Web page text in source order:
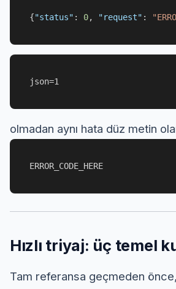
{"status" : 0, "request" :
json=1
olmadan aynı hata düz metin
ERROR_CODE_HERE
Hızlı triyaj: üç temel
Tam referansa geçmeden